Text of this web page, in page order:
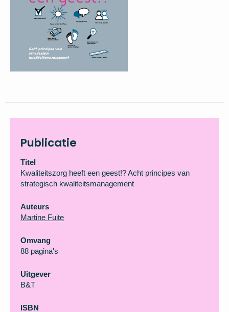
Publicatie
Titel
Kwaliteitszorg heeft een geest!? Acht principes van
strategisch kwaliteitsmanagement
Auteurs
Martine Fuite
Omvang
88 pagina's
Uitgever
B&T
ISBN